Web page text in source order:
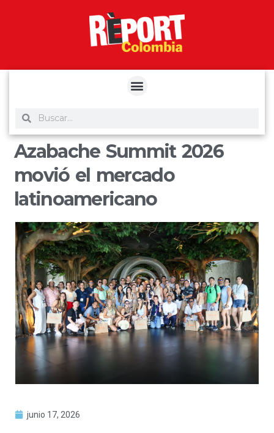
Azabache Summit 2026
movió el mercado
latinoamericano
junio 17, 2026